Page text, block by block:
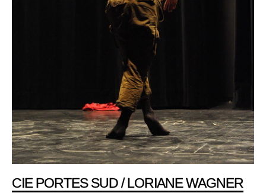
CIE PORTES SUD / LORIANE WAGNER